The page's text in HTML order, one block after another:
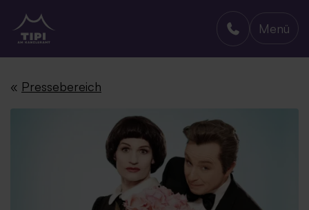
TIPI AM KANZLERAMT
Menü
« Pressebereich